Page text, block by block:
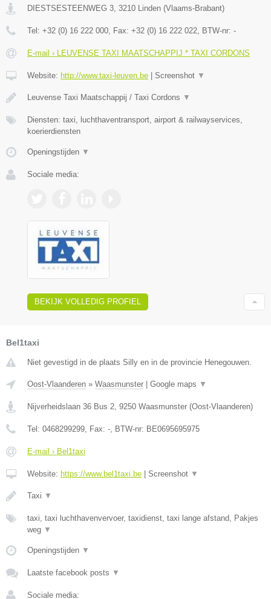
DIESTSESTEENWEG 3, 3210 Linden (Vlaams-Brabant)
Tel: +32 (0) 16 222 000, Fax: +32 (0) 16 222 022, BTW-nr: -
E-mail › LEUVENSE TAXI MAATSCHAPPIJ * TAXI CORDONS
Website: http://www.taxi-leuven.be Screenshot ▼
Leuvense Taxi Maatschappij / Taxi Cordons ▼
Diensten: taxi, luchthaventransport, airport & railwayservices,
koerierdiensten
Openingstijden ▼
Sociale media:
BEKIJK VOLLEDIG PROFIEL
Bel1taxi
Niet gevestigd in de plaats Silly en in de provincie Henegouwen.
Oost-Vlaanderen » Waasmunster Google maps ▼
Nijverheidslaan 36 Bus 2, 9250 Waasmunster (Oost-Vlaanderen)
Tel: 0468299299, Fax: -, BTW-nr: BE0695695975
E-mail › Bel1taxi
Website: https://www.bel1taxi.be Screenshot ▼
Taxi ▼
taxi, taxi luchthavenvervoer, taxidienst, taxi lange afstand, Pakjes
weg ▼
Openingstijden ▼
Laatste facebook posts ▼
Sociale media: